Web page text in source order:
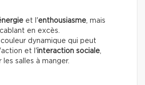
et l'enthousiasme , mais
en excès.
dynamique qui peut
et l'interaction sociale
salles à manger.